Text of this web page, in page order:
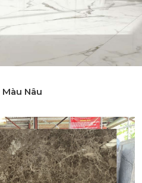
Màu Nâu